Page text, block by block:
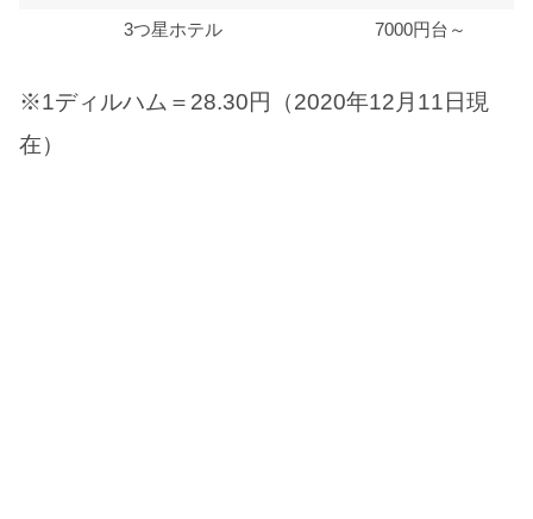
3つ星ホテル
7000円台～
※1ディルハム＝28.30円（2020年12月11日現
在）